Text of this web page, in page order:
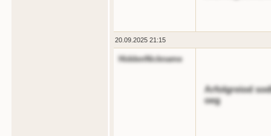
20.09.2025 21:15
HiddenNickname
Arfolgreiod
oeg